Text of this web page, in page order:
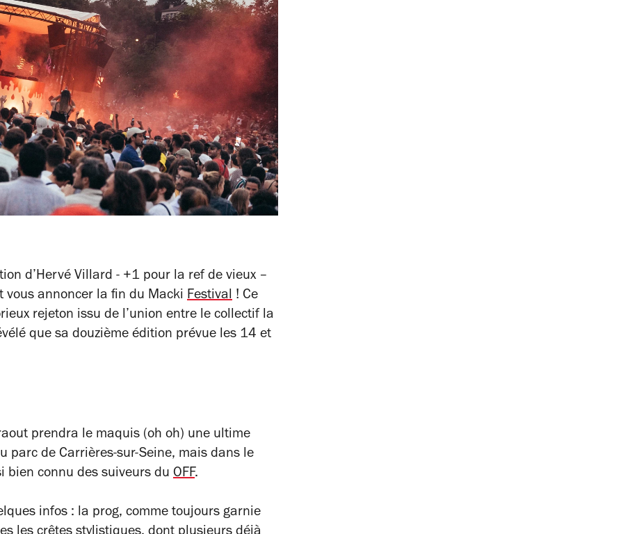
d’Hervé Villard - +1 pour la ref de vieux –
vous annoncer la fin du Macki Festival ! Ce
rejeton issu de l’union entre le collectif la
que sa douzième édition prévue les 14 et
prendra le maquis (oh oh) une ultime
parc de Carrières-sur-Seine, mais dans le
bien connu des suiveurs du OFF.
infos : la prog, comme toujours garnie